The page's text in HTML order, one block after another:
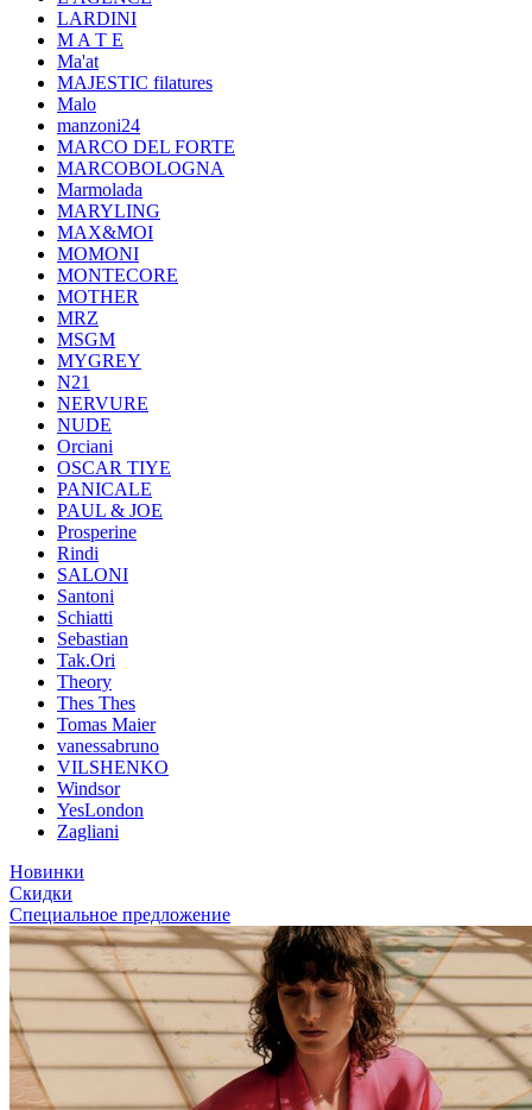
LARDINI
M A T E
Ma'at
MAJESTIC filatures
Malo
manzoni24
MARCO DEL FORTE
MARCOBOLOGNA
Marmolada
MARYLING
MAX&MOI
MOMONI
MONTECORE
MOTHER
MRZ
MSGM
MYGREY
N21
NERVURE
NUDE
Orciani
OSCAR TIYE
PANICALE
PAUL & JOE
Prosperine
Rindi
SALONI
Santoni
Schiatti
Sebastian
Tak.Ori
Theory
Thes Thes
Tomas Maier
vanessabruno
VILSHENKO
Windsor
YesLondon
Zagliani
Новинки
Скидки
Специальное предложение